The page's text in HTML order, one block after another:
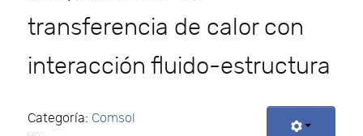
transferencia de calor con
interacción fluido-estructura
Categoría: Comsol